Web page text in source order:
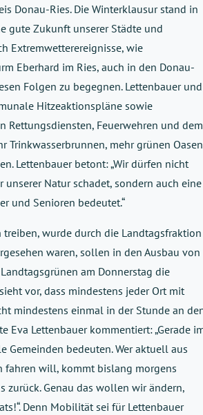
Donau-Ries. Die Winterklausur stand in
gute Zukunft unserer Städte und
Extremwetterereignisse, wie
Eberhard im Ries, auch in den Donau-
Folgen zu begegnen. Lettenbauer und
Hitzeaktionspläne sowie
Feuerwehren und dem
Trinkwasserbrunnen, mehr grünen Oasen
Lettenbauer betont: „Wir dürfen nicht
Natur schadet, sondern auch eine
und Senioren bedeutet.“
wurde durch die Landtagsfraktion
waren, sollen in den Ausbau von
am Donnerstag die
vor, dass mindestens jeder Ort mit
mindestens einmal in der Stunde an
Eva Lettenbauer kommentiert: „Gerade
Gemeinden bedeuten. Wer aktuell aus
fahren will, kommt bislang morgens
zurück. Genau das wollen wir ändern,
Denn Mobilität sei für Lettenbauer